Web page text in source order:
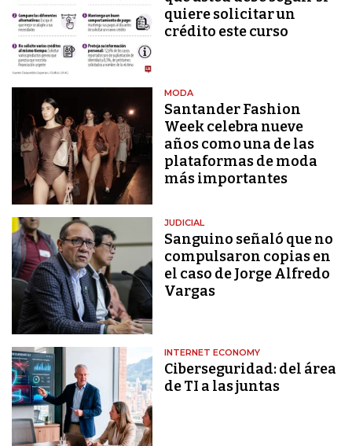
quiere solicitar un
crédito este curso
MODA
Santander Fashion
Week celebra nueve
años como una de las
plataformas de moda
más importantes
JUDICIAL
Sanguino señaló que no
compulsaron copias en
el caso de Jorge Alfredo
Vargas
INTERNET ECONOMY
Ciberseguridad: del área
de TI a las juntas